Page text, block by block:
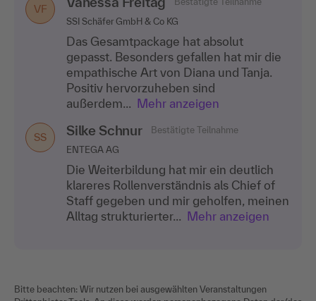
VF
SSI Schäfer GmbH & Co KG
Das Gesamtpackage hat absolut
gepasst. Besonders gefallen hat mir die
empathische Art von Diana und Tanja.
Positiv hervorzuheben sind
außerdem... Mehr anzeigen
SS Silke Schnur
Bestätigte Teilnahme
ENTEGA AG
Die Weiterbildung hat mir ein deutlich
klareres Rollenverständnis als Chief of
Staff gegeben und mir geholfen, meinen
Alltag strukturierter... Mehr anzeigen
Bitte beachten: Wir nutzen bei ausgewählten Veranstaltungen